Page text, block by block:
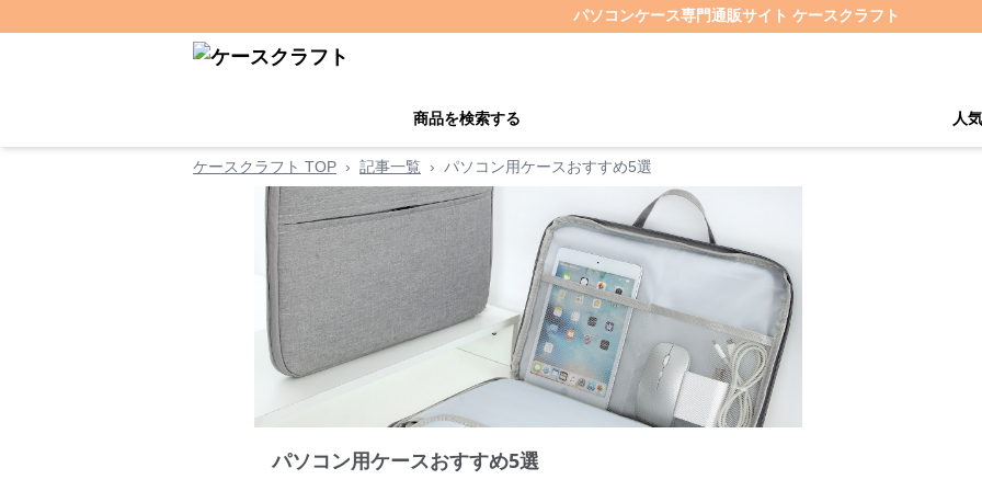
パソコンケース専門通販サイト ケースクラフト
商品を検索する 人
ケースクラフト TOP › 記事一覧 › パソコン用ケースおすすめ5選
パソコン用ケースおすすめ5選